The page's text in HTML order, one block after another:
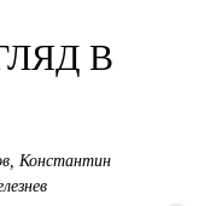
В
Константин